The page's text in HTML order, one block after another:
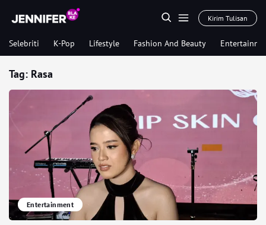
Kirim Tulisan
Selebriti K-Pop Lifestyle Fashion And Beauty
Tag: Rasa
Entertainment